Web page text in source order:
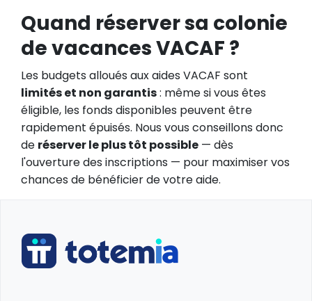
Quand réserver sa colonie
de vacances VACAF ?
Les budgets alloués aux aides VACAF sont
limités et non garantis: même si vous êtes
éligible, les fonds disponibles peuvent être
rapidement épuisés. Nous vous conseillons donc
de réserver le plus tôt possible — dès
l'ouverture des inscriptions — pour maximiser vos
chances de bénéficier de votre aide.